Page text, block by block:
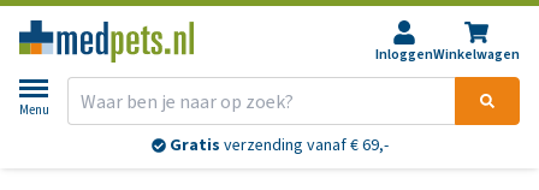
InloggenWinkelwagen
Menu
Gratis verzending vanaf € 69,-